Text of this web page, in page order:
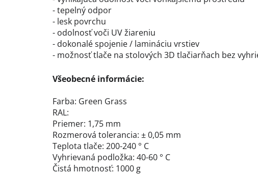
- tepelný odpor
- lesk povrchu
- odolnosť voči UV žiareniu
- dokonalé spojenie / lamináciu vrstiev
- možnosť tlače na stolových 3D tlačiarňach bez
Všeobecné informácie:
Farba: Green Grass
RAL:
Priemer: 1,75 mm
Rozmerová tolerancia: ± 0,05 mm
Teplota tlače: 200-240 ° C
Vyhrievaná podložka: 40-60 ° C
Čistá hmotnosť: 1000 g